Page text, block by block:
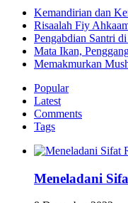
Kemandirian dan
Risaalah Fiy
Pengabdian Santri
Mata Ikan,
Memakmurkan
Popular
Latest
Comments
Tags
Meneladani